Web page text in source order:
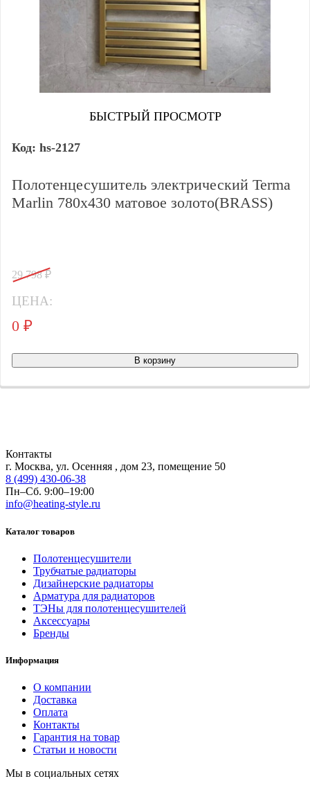
БЫСТРЫЙ ПРОСМОТР
hs-2127
Полотенцесушитель электрический Terma
Marlin 780x430 матовое золото(BRASS)
29 798₽
ЦЕНА:
0 ₽
В корзину
Контакты
г. Москва, ул. Осенняя , дом 23, помещение 50
8 (499) 430-06-38
Пн–Сб. 9:00–19:00
info@heating-style.ru
Каталог товаров
Полотенцесушители
Трубчатые радиаторы
Дизайнерские радиаторы
Арматура для радиаторов
ТЭНы для полотенцесушителей
Аксессуары
Бренды
Информация
О компании
Доставка
Оплата
Контакты
Гарантия на товар
Статьи и новости
Мы в социальных сетях